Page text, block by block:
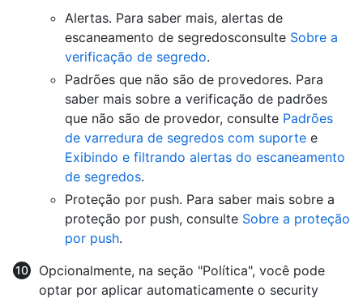
Alertas. Para saber mais, alertas de
escaneamento de segredosconsulte Sobre a
verificação de segredo.
Padrões que não são de provedores. Para
saber mais sobre a verificação de padrões
que não são de provedor, consulte Padrões
de varredura de segredos com suporte e
Exibindo e filtrando alertas do escaneamento
de segredos.
Proteção por push. Para saber mais sobre a
proteção por push, consulte Sobre a proteção
por push.
Opcionalmente, na seção "Política", você pode
optar por aplicar automaticamente o security